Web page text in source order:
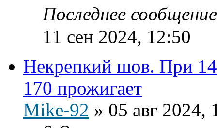
Последнее
11 сен 2024, 12:50
Некрепкий шов. При
170 прожигает
Mike-92 » 05 авг 2024,